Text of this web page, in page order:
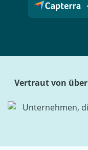
Vertraut von